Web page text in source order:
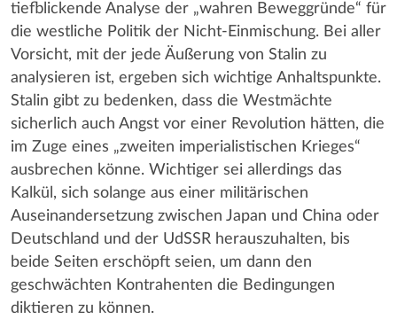
tiefblickende Analyse der „wahren Beweggründe“ für
die westliche Politik der Nicht-Einmischung. Bei aller
Vorsicht, mit der jede Äußerung von Stalin zu
analysieren ist, ergeben sich wichtige Anhaltspunkte.
Stalin gibt zu bedenken, dass die Westmächte
sicherlich auch Angst vor einer Revolution hätten, die
im Zuge eines „zweiten imperialistischen Krieges“
ausbrechen könne. Wichtiger sei allerdings das
Kalkül, sich solange aus einer militärischen
Auseinandersetzung zwischen Japan und China oder
Deutschland und der UdSSR herauszuhalten, bis
beide Seiten erschöpft seien, um dann den
geschwächten Kontrahenten die Bedingungen
diktieren zu können.